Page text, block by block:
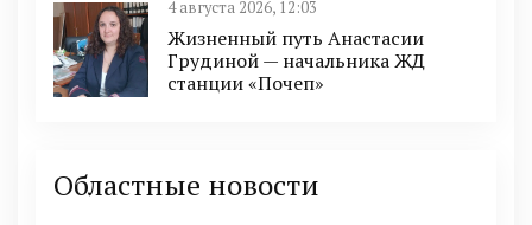
4 августа 2026, 12:03
Жизненный путь Анастасии
Грудиной — начальника ЖД
станции «Почеп»
Областные новости